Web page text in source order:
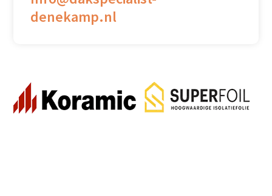
denekamp.nl